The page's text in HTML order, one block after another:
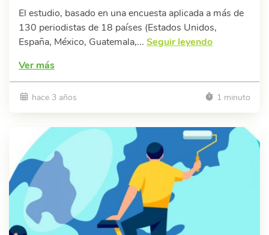
El estudio, basado en una encuesta aplicada a más de
130 periodistas de 18 países (Estados Unidos,
España, México, Guatemala,... Seguir leyendo
Ver más
hace 3 años 1 minuto